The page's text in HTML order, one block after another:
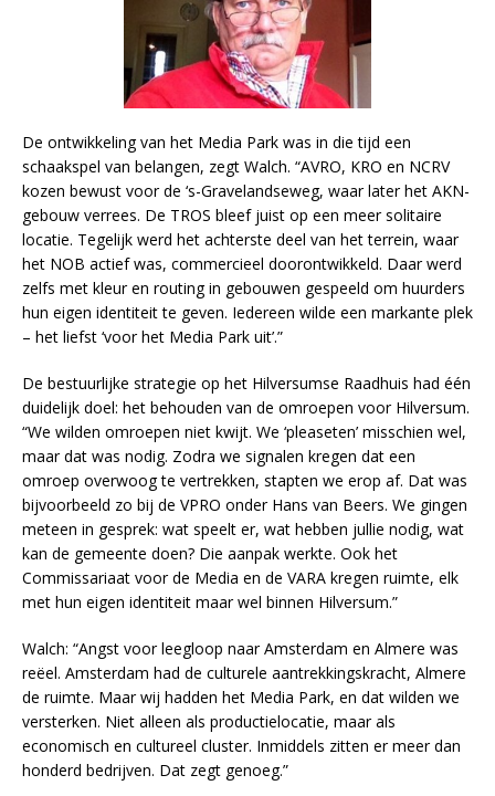
De ontwikkeling van het Media Park was in die tijd een
schaakspel van belangen, zegt Walch. “AVRO, KRO en NCRV
kozen bewust voor de ‘s-Gravelandseweg, waar later het AKN-
gebouw verrees. De TROS bleef juist op een meer solitaire
locatie. Tegelijk werd het achterste deel van het terrein, waar
het NOB actief was, commercieel doorontwikkeld. Daar werd
zelfs met kleur en routing in gebouwen gespeeld om huurders
hun eigen identiteit te geven. Iedereen wilde een markante plek
– het liefst ‘voor het Media Park uit’.”
De bestuurlijke strategie op het Hilversumse Raadhuis had één
duidelijk doel: het behouden van de omroepen voor Hilversum.
“We wilden omroepen niet kwijt. We ‘pleaseten’ misschien wel,
maar dat was nodig. Zodra we signalen kregen dat een
omroep overwoog te vertrekken, stapten we erop af. Dat was
bijvoorbeeld zo bij de VPRO onder Hans van Beers. We gingen
meteen in gesprek: wat speelt er, wat hebben jullie nodig, wat
kan de gemeente doen? Die aanpak werkte. Ook het
Commissariaat voor de Media en de VARA kregen ruimte, elk
met hun eigen identiteit maar wel binnen Hilversum.”
Walch: “Angst voor leegloop naar Amsterdam en Almere was
reëel. Amsterdam had de culturele aantrekkingskracht, Almere
de ruimte. Maar wij hadden het Media Park, en dat wilden we
versterken. Niet alleen als productielocatie, maar als
economisch en cultureel cluster. Inmiddels zitten er meer dan
honderd bedrijven. Dat zegt genoeg.”